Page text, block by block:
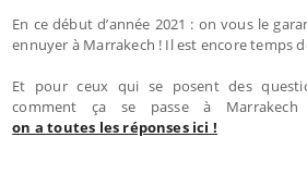
En ce début d’année 2021 : on vous le
ennuyer à Marrakech ! Il est encore temps
Et pour ceux qui se posent des
comment ça se passe à
on a toutes les réponses ici !